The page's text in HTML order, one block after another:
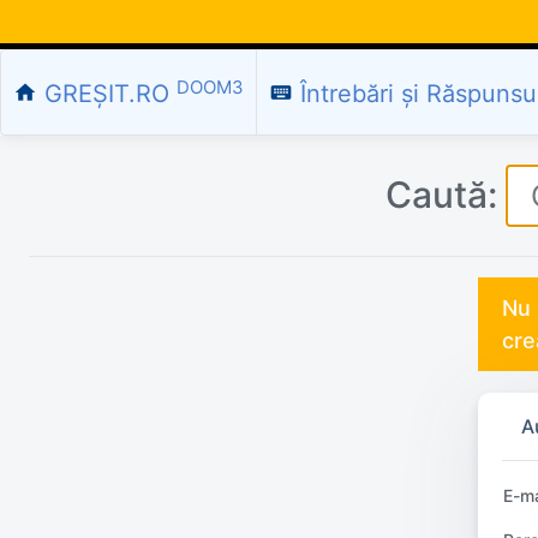
home GREȘIT.RO DOOM3 keyboard Întrebări și
Caută:
Nu
E-